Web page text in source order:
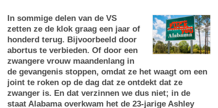
In sommige delen van de VS
zetten ze de klok graag een jaar of
honderd terug. Bijvoorbeeld door
abortus te verbieden. Of door een
zwangere vrouw maandenlang in
de gevangenis stoppen, omdat ze het waagt om een
joint te roken op de dag dat ze ontdekt dat ze
zwanger is. En dat verzinnen we dus niet; in de
staat Alabama overkwam het de 23-jarige Ashley